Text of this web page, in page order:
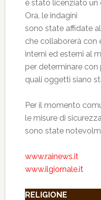
è stato licenziato un
Ora, le indagini
sono state affidate
che collaborerà con
interni ed esterni al
per determinare con
quali oggetti siano
Per il momento
le misure di
sono state
www.rainews.it
www.ilgiornale.it
RELIGIONE